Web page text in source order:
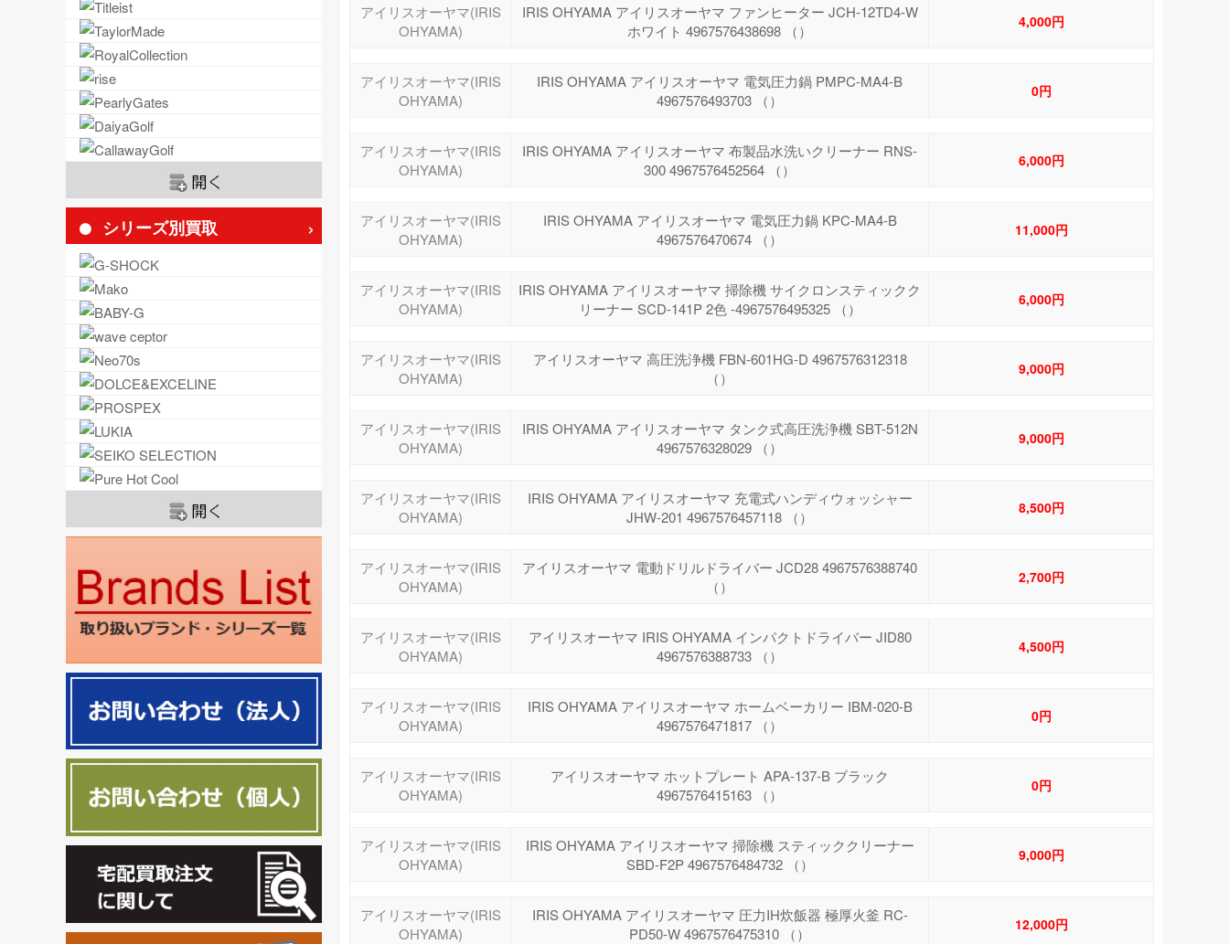
シリーズ別買取
アイリスオーヤマ(IRIS
OHYAMA)
IRIS OHYAMA アイリスオーヤマ ファンヒーター JCH-12TD4-W
ホワイト 4967576438698 （）
4,000円
アイリスオーヤマ(IRIS
OHYAMA)
IRIS OHYAMA アイリスオーヤマ 電気圧力鍋 PMPC-MA4-B
4967576493703 （）
0円
アイリスオーヤマ(IRIS
OHYAMA)
IRIS OHYAMA アイリスオーヤマ 布製品水洗いクリーナー RNS-
300 4967576452564 （）
6,000円
アイリスオーヤマ(IRIS
OHYAMA)
IRIS OHYAMA アイリスオーヤマ 電気圧力鍋 KPC-MA4-B
4967576470674 （）
11,000円
アイリスオーヤマ(IRIS
OHYAMA)
IRIS OHYAMA アイリスオーヤマ 掃除機 サイクロンスティックク
リーナー SCD-141P 2色 -4967576495325 （）
6,000円
アイリスオーヤマ(IRIS
OHYAMA)
アイリスオーヤマ 高圧洗浄機 FBN-601HG-D 4967576312318
（）
9,000円
アイリスオーヤマ(IRIS
OHYAMA)
IRIS OHYAMA アイリスオーヤマ タンク式高圧洗浄機 SBT-512N
4967576328029 （）
9,000円
アイリスオーヤマ(IRIS
OHYAMA)
IRIS OHYAMA アイリスオーヤマ 充電式ハンディウォッシャー
JHW-201 4967576457118 （）
8,500円
アイリスオーヤマ(IRIS
OHYAMA)
アイリスオーヤマ 電動ドリルドライバー JCD28 4967576388740
（）
2,700円
アイリスオーヤマ(IRIS
OHYAMA)
アイリスオーヤマ IRIS OHYAMA インパクトドライバー JID80
4967576388733 （）
4,500円
アイリスオーヤマ(IRIS
OHYAMA)
IRIS OHYAMA アイリスオーヤマ ホームベーカリー IBM-020-B
4967576471817 （）
0円
アイリスオーヤマ(IRIS
OHYAMA)
アイリスオーヤマ ホットプレート APA-137-B ブラック
4967576415163 （）
0円
アイリスオーヤマ(IRIS
OHYAMA)
IRIS OHYAMA アイリスオーヤマ 掃除機 スティッククリーナー
SBD-F2P 4967576484732 （）
9,000円
アイリスオーヤマ(IRIS
OHYAMA)
IRIS OHYAMA アイリスオーヤマ 圧力IH炊飯器 極厚火釜 RC-
PD50-W 4967576475310 （）
12,000円